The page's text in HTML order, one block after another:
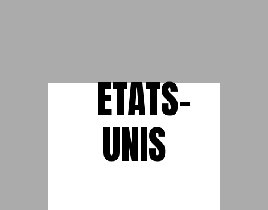
ETATS-
UNIS